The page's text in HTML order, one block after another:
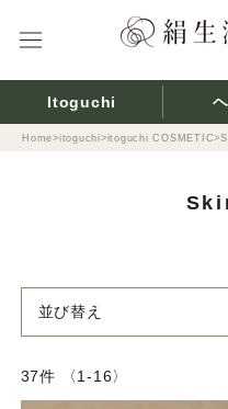
Itoguchi
Home itoguchi itoguchi COSMETIC
並び替え
37件 〈1-16〉